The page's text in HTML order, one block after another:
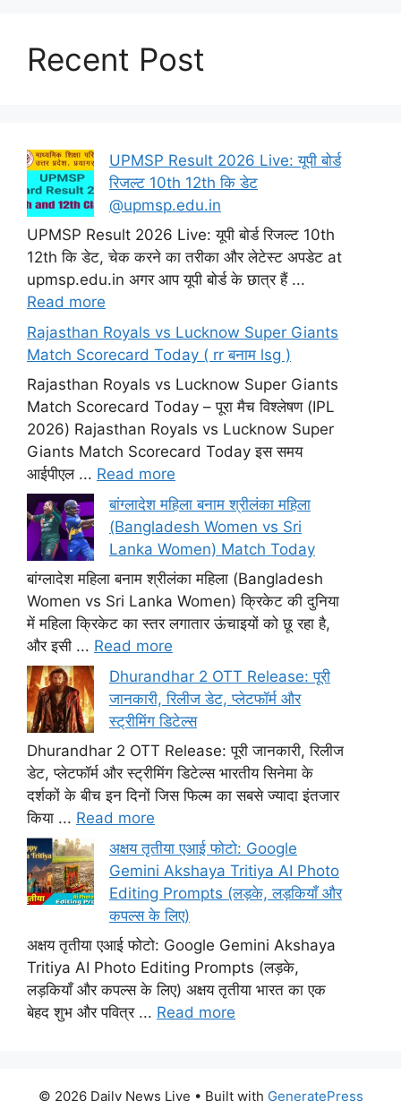
Recent Post
UPMSP Result 2026 Live: यूपी बोर्ड
रिजल्ट 10th 12th कि डेट
@upmsp.edu.in
UPMSP Result 2026 Live: यूपी बोर्ड रिजल्ट 10th
12th कि डेट, चेक करने का तरीका और लेटेस्ट अपडेट at
upmsp.edu.in अगर आप यूपी बोर्ड के छात्र हैं ...
Read more
Rajasthan Royals vs Lucknow Super Giants
Match Scorecard Today ( rr बनाम lsg )
Rajasthan Royals vs Lucknow Super Giants
Match Scorecard Today – पूरा मैच विश्लेषण (IPL
2026) Rajasthan Royals vs Lucknow Super
Giants Match Scorecard Today इस समय
आईपीएल ... Read more
बांग्लादेश महिला बनाम श्रीलंका महिला
(Bangladesh Women vs Sri
Lanka Women) Match Today
बांग्लादेश महिला बनाम श्रीलंका महिला (Bangladesh
Women vs Sri Lanka Women) क्रिकेट की दुनिया
में महिला क्रिकेट का स्तर लगातार ऊंचाइयों को छू रहा है,
और इसी ... Read more
Dhurandhar 2 OTT Release: पूरी
जानकारी, रिलीज डेट, प्लेटफॉर्म और
स्ट्रीमिंग डिटेल्स
Dhurandhar 2 OTT Release: पूरी जानकारी, रिलीज
डेट, प्लेटफॉर्म और स्ट्रीमिंग डिटेल्स भारतीय सिनेमा के
दर्शकों के बीच इन दिनों जिस फिल्म का सबसे ज्यादा इंतजार
किया ... Read more
अक्षय तृतीया एआई फोटो: Google
Gemini Akshaya Tritiya AI Photo
Editing Prompts (लड़के, लड़कियाँ और
कपल्स के लिए)
अक्षय तृतीया एआई फोटो: Google Gemini Akshaya
Tritiya AI Photo Editing Prompts (लड़के,
लड़कियाँ और कपल्स के लिए) अक्षय तृतीया भारत का एक
बेहद शुभ और पवित्र ... Read more
© 2026 Daily News Live • Built with GeneratePress